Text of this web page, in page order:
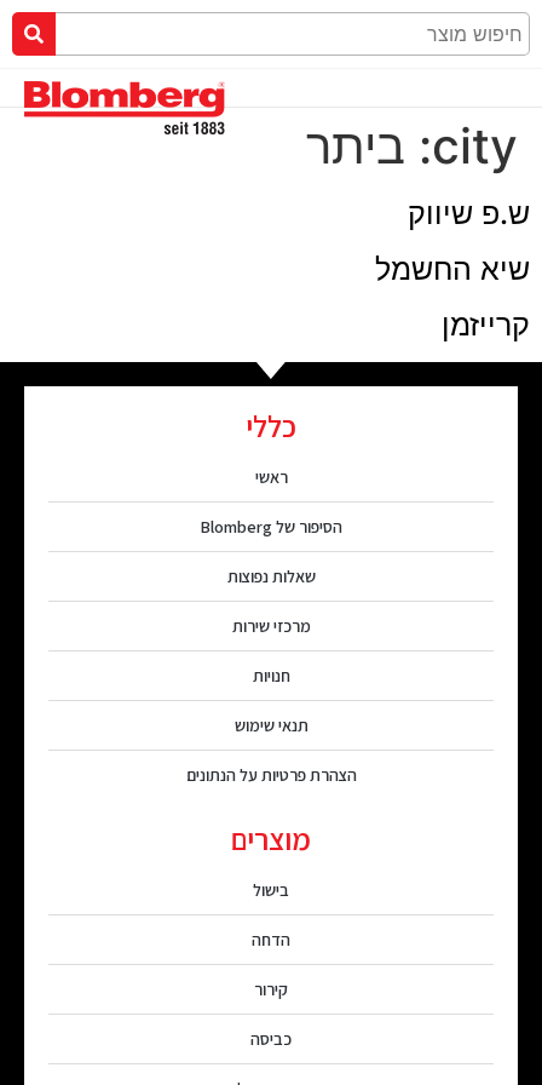
city: ביתר
ש.פ שיווק
שיא החשמל
קרייזמן
כללי
ראשי
הסיפור של Blomberg
שאלות נפוצות
מרכזי שירות
חנויות
תנאי שימוש
הצהרת פרטיות על הנתונים
מוצרים
בישול
הדחה
קירור
כביסה